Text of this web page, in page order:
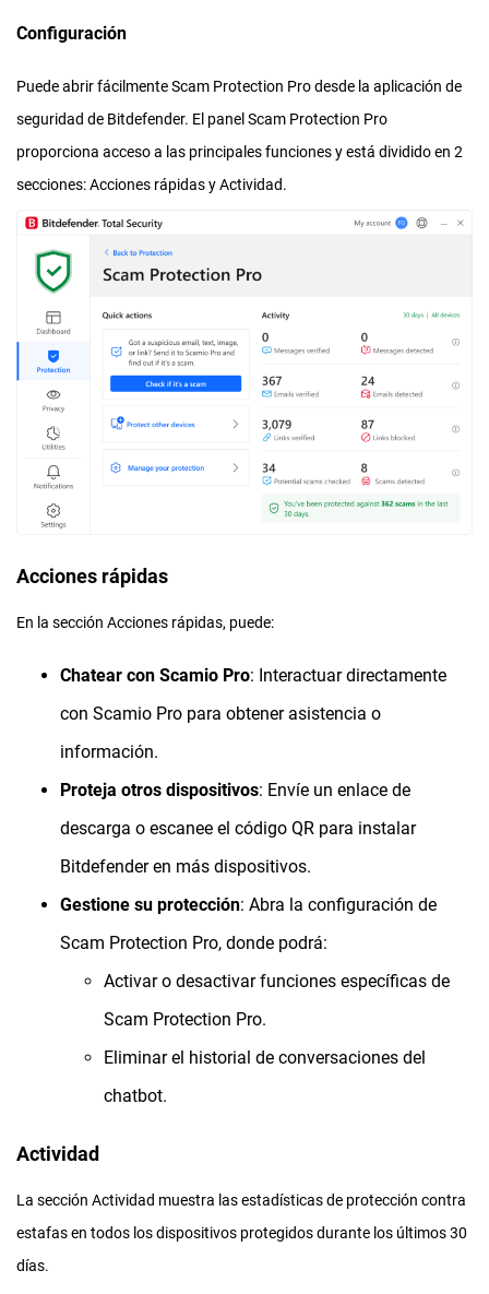
Configuración
Puede abrir fácilmente Scam Protection Pro desde la aplicación de
seguridad de Bitdefender. El panel Scam Protection Pro
proporciona acceso a las principales funciones y está dividido en 2
secciones: Acciones rápidas y Actividad.
Acciones rápidas
En la sección Acciones rápidas, puede:
Chatear con Scamio Pro: Interactuar directamente
con Scamio Pro para obtener asistencia o
información.
Proteja otros dispositivos: Envíe un enlace de
descarga o escanee el código QR para instalar
Bitdefender en más dispositivos.
Gestione su protección: Abra la configuración de
Scam Protection Pro, donde podrá:
Activar o desactivar funciones específicas de
Scam Protection Pro.
Eliminar el historial de conversaciones del
chatbot.
Actividad
La sección Actividad muestra las estadísticas de protección contra
estafas en todos los dispositivos protegidos durante los últimos 30
días.